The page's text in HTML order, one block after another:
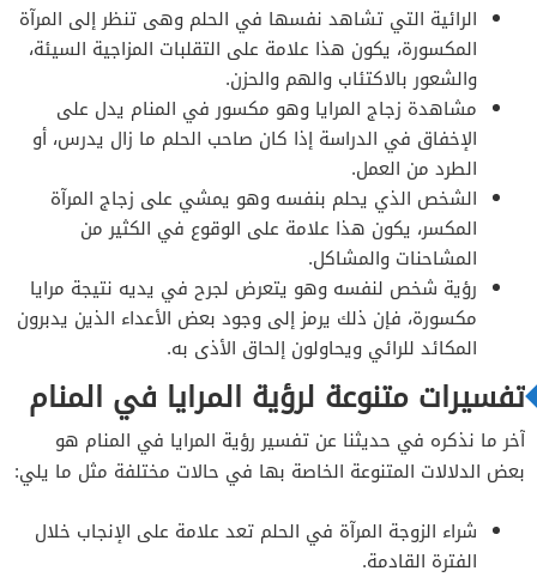
الرائية التي تشاهد نفسها في الحلم وهى تنظر إلى المرآة
المكسورة، يكون هذا علامة على التقلبات المزاجية السيئة،
والشعور بالاكتئاب والهم والحزن.
مشاهدة زجاج المرايا وهو مكسور في المنام يدل على
الإخفاق في الدراسة إذا كان صاحب الحلم ما زال يدرس، أو
الطرد من العمل.
الشخص الذي يحلم بنفسه وهو يمشي على زجاج المرآة
المكسر، يكون هذا علامة على الوقوع في الكثير من
المشاحنات والمشاكل.
رؤية شخص لنفسه وهو يتعرض لجرح في يديه نتيجة مرايا
مكسورة، فإن ذلك يرمز إلى وجود بعض الأعداء الذين يدبرون
المكائد للرائي ويحاولون إلحاق الأذى به.
تفسيرات متنوعة لرؤية المرايا في المنام
آخر ما نذكره في حديثنا عن تفسير رؤية المرايا في المنام هو
بعض الدلالات المتنوعة الخاصة بها في حالات مختلفة مثل ما يلي:
شراء الزوجة المرآة في الحلم تعد علامة على الإنجاب خلال
الفترة القادمة.